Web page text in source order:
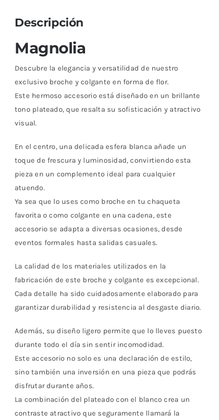
Descripción
Magnolia
Descubre la elegancia y versatilidad de nuestro
exclusivo broche y colgante en forma de flor.
Este hermoso accesorio está diseñado en un brillante
tono plateado, que resalta su sofisticación y atractivo
visual.
En el centro, una delicada esfera blanca añade un
toque de frescura y luminosidad, convirtiendo esta
pieza en un complemento ideal para cualquier
atuendo.
Ya sea que lo uses como broche en tu chaqueta
favorita o como colgante en una cadena, este
accesorio se adapta a diversas ocasiones, desde
eventos formales hasta salidas casuales.
La calidad de los materiales utilizados en la
fabricación de este broche y colgante es excepcional.
Cada detalle ha sido cuidadosamente elaborado para
garantizar durabilidad y resistencia al desgaste diario.
Además, su diseño ligero permite que lo lleves puesto
durante todo el día sin sentir incomodidad.
Este accesorio no solo es una declaración de estilo,
sino también una inversión en una pieza que podrás
disfrutar durante años.
La combinación del plateado con el blanco crea un
contraste atractivo que seguramente llamará la